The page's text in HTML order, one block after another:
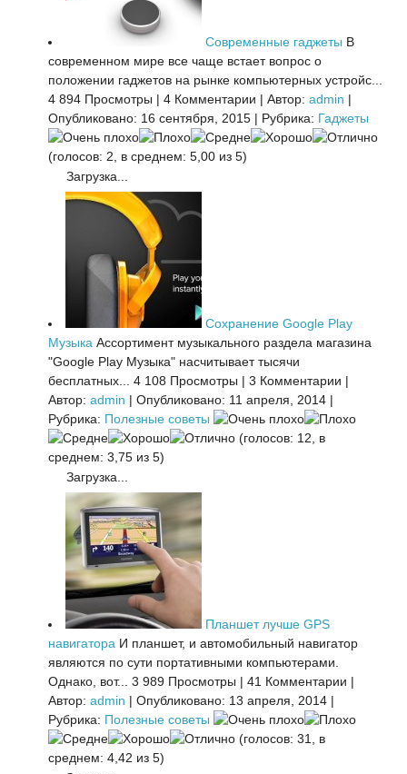
Современные гаджеты В
современном мире все чаще встает вопрос о
положении гаджетов на рынке компьютерных устройс...
4 894 Просмотры | 4 Комментарии | Автор: admin |
Опубликовано: 16 сентября, 2015 | Рубрика: Гаджеты
(голосов: 2, в среднем: 5,00 из 5)
Загрузка...
Сохранение Google Play
Музыка Ассортимент музыкального раздела магазина
"Google Play Музыка" насчитывает тысячи
бесплатных...
4 108 Просмотры | 3 Комментарии |
Автор: admin | Опубликовано: 11 апреля, 2014 |
Рубрика: Полезные советы
(голосов: 12, в
среднем: 3,75 из 5)
Загрузка...
Планшет лучше GPS
навигатора И планшет, и автомобильный навигатор
являются по сути портативными компьютерами.
Однако, вот...
3 989 Просмотры | 41 Комментарии |
Автор: admin | Опубликовано: 13 апреля, 2014 |
Рубрика: Полезные советы
(голосов: 31, в
среднем: 4,42 из 5)